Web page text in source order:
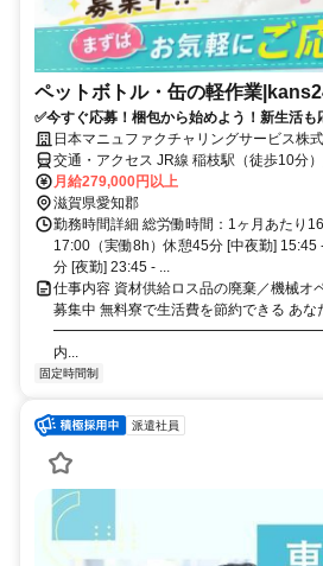
ペットボトル・缶の軽作業
✅今すぐ応募！梱包から始めよう！新生活も
日本マニュファクチャリングサービス株
交通・アクセス JR線 稲枝駅（徒歩10分
ス）
月給279,000円以上
滋賀県愛知郡
勤務時間詳細 総労働時間：1ヶ月あたり
17:00（実働8h）休憩45分 [中夜勤]
分 [夜勤] 23:45 - ...
仕事内容 資材供給ロス品の廃棄／機械オ
募集中 無料寮で生活費を節約できる あ
内...
固定時間制
派遣社員